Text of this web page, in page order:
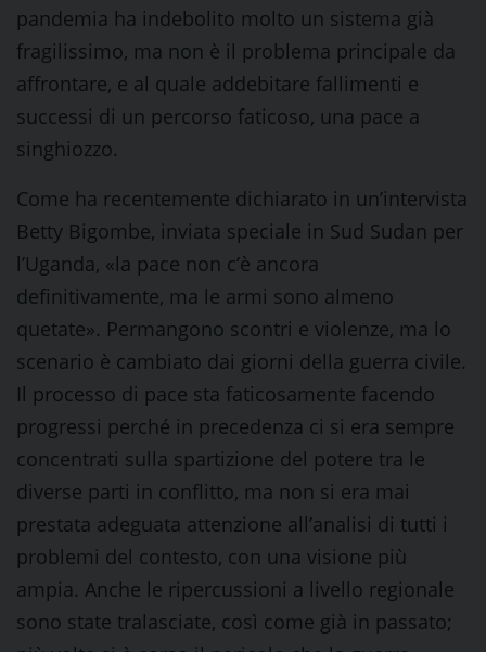
pandemia ha indebolito molto un sistema già
fragilissimo, ma non è il problema principale da
affrontare, e al quale addebitare fallimenti e
successi di un percorso faticoso, una pace a
singhiozzo.
Come ha recentemente dichiarato in un’intervista
Betty Bigombe, inviata speciale in Sud Sudan per
l’Uganda, «la pace non c’è ancora
definitivamente, ma le armi sono almeno
quetate». Permangono scontri e violenze, ma lo
scenario è cambiato dai giorni della guerra civile.
Il processo di pace sta faticosamente facendo
progressi perché in precedenza ci si era sempre
concentrati sulla spartizione del potere tra le
diverse parti in conflitto, ma non si era mai
prestata adeguata attenzione all’analisi di tutti i
problemi del contesto, con una visione più
ampia. Anche le ripercussioni a livello regionale
sono state tralasciate, così come già in passato;